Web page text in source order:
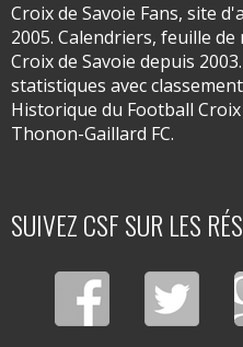
Croix de Savoie Fans, site
2005. Calendriers, feuille
Croix de Savoie depuis
statistiques avec
Historique du Football
Thonon-Gaillard FC.
SUIVEZ CSF SUR LES